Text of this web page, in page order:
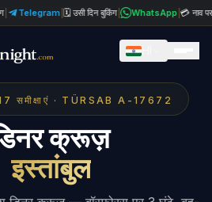
|🗓 उसी दिन बुकिंग| WhatsApp|💳 नाव पर
समीक्षाएं · TÜRSAB A-17672
क्रूज़
इस्तांबुल